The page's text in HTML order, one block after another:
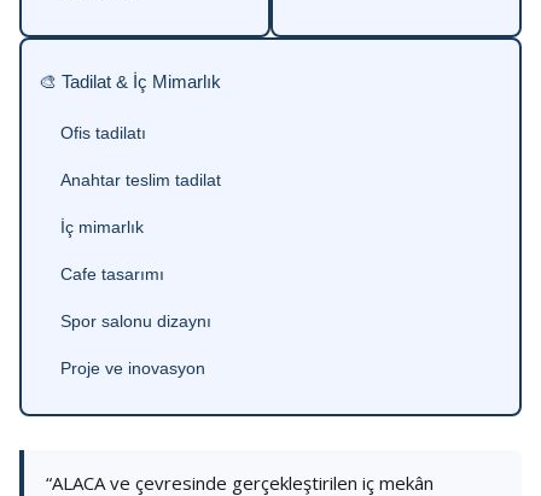
🎨 Tadilat & İç Mimarlık
Ofis tadilatı
Anahtar teslim tadilat
İç mimarlık
Cafe tasarımı
Spor salonu dizaynı
Proje ve inovasyon
“ALACA ve çevresinde gerçekleştirilen iç mekân